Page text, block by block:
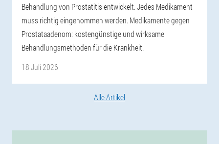
Behandlung von Prostatitis entwickelt. Jedes Medikament
muss richtig eingenommen werden. Medikamente gegen
Prostataadenom: kostengünstige und wirksame
Behandlungsmethoden für die Krankheit.
18 Juli 2026
Alle Artikel